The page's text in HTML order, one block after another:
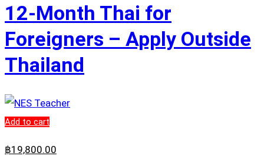
12-Month Thai for
Foreigners – Apply Outside
Thailand
Add to cart
฿19,800.00